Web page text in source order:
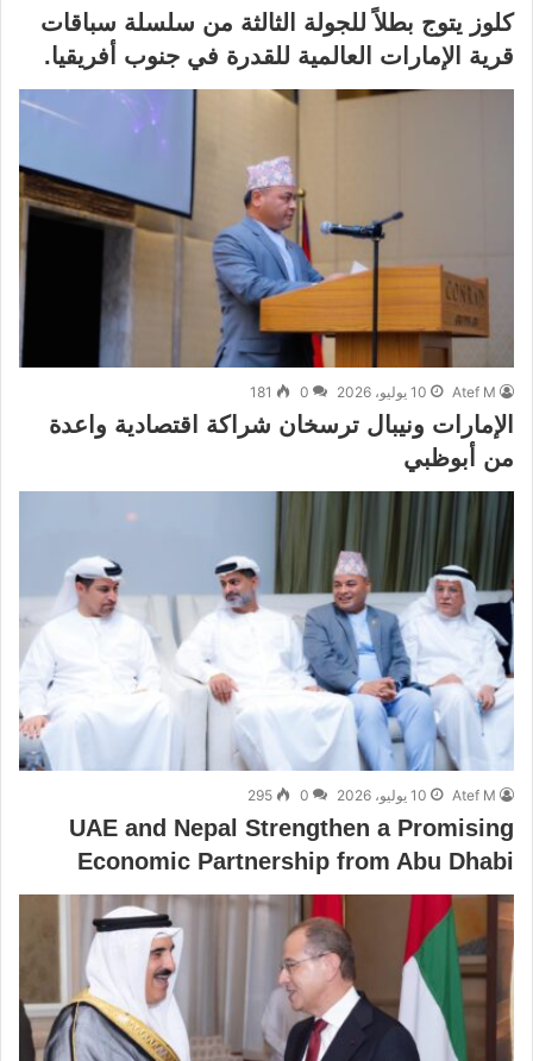
كلوز يتوج بطلاً للجولة الثالثة من سلسلة سباقات
قرية الإمارات العالمية للقدرة في جنوب أفريقيا.
Atef M 10 يوليو، 2026 0
181
الإمارات ونيبال ترسخان شراكة اقتصادية واعدة
من أبوظبي
Atef M 10 يوليو، 2026 0
295
UAE and Nepal Strengthen a Promising
Economic Partnership from Abu Dhabi